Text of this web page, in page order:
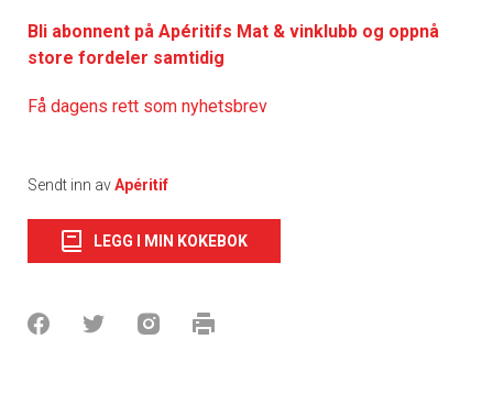
Bli abonnent på Apéritifs Mat & vinklubb og oppnå
store fordeler samtidig
Få dagens rett som nyhetsbrev
Sendt inn avApéritif
LEGG I MIN KOKEBOK